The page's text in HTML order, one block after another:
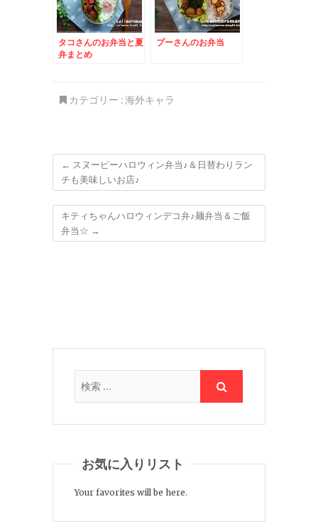
タコさんのお弁当と夏
弁まとめ
プーさんのお弁当
カテゴリー :海外キャラ
← スヌーピーハロウィン弁当♪＆日替わりラン
チも美味しいお店♪
キティちゃんハロウィンデコ弁♪麺弁当＆ご飯
弁当☆ →
お気に入りリスト
Your favorites will be here.